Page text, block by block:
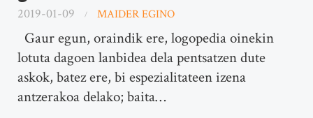
2019-01-09 MAIDER EGINO
Gaur egun, oraindik ere, logopedia oinekin
lotuta dagoen lanbidea dela pentsatzen dute
askok, batez ere, bi espezialitateen izena
antzerakoa delako; baita…